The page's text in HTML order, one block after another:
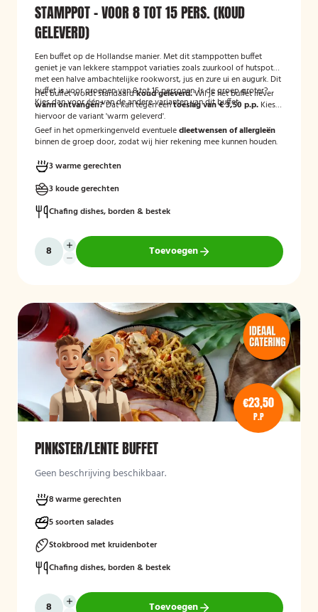
STAMPPOT - VOOR 8 TOT 15 PERS. (KOUD
GELEVERD)
Een buffet op de Hollandse manier. Met dit stamppotten buffet
geniet je van lekkere stamppot variaties zoals zuurkool of hutspot
met een halve ambachtelijke rookworst, jus en zure ui en augurk. Dit
buffet is voor groepen van 8 tot 15 personen. Is de groep groter?
Kies dan voor één van de andere varianten van dit buffet.
Het buffet wordt standaardkoud geleverd.Wil je het buffet liever
warm ontvangen?Dat kan tegen eentoeslag van € 3,50 p.p. Kies
hiervoor de variant 'warm geleverd'.
Geef in het opmerkingenveld eventueledieetwensen of allergieën
binnen de groep door, zodat wij hier rekening mee kunnen houden.
3 warme gerechten
3 koude gerechten
Chafing dishes, borden & bestek
Toevoegen
€23,50
P.P
PINKSTER/LENTE BUFFET
Geen beschrijving beschikbaar.
8 warme gerechten
5 soorten salades
Stokbrood met kruidenboter
Chafing dishes, borden & bestek
Toevoegen